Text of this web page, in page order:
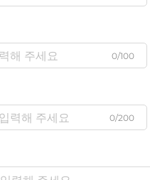
0/100
0/200